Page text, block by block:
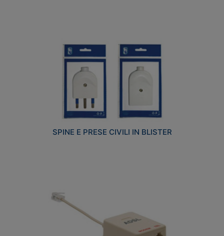
SPINE E PRESE CIVILI IN BLISTER